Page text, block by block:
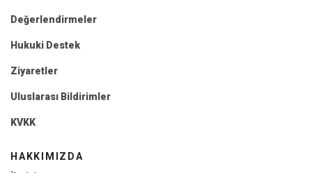
Değerlendirmeler
Hukuki Destek
Ziyaretler
Uluslarası Bildirimler
KVKK
HAKKIMIZDA